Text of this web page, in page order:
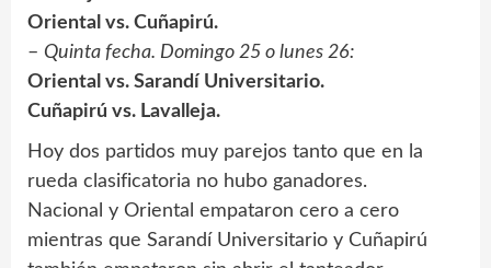
Oriental vs. Cuñapirú.
– Quinta fecha. Domingo 25 o lunes 26:
Oriental vs. Sarandí Universitario.
Cuñapirú vs. Lavalleja.
Hoy dos partidos muy parejos tanto que en la
rueda clasificatoria no hubo ganadores.
Nacional y Oriental empataron cero a cero
mientras que Sarandí Universitario y Cuñapirú